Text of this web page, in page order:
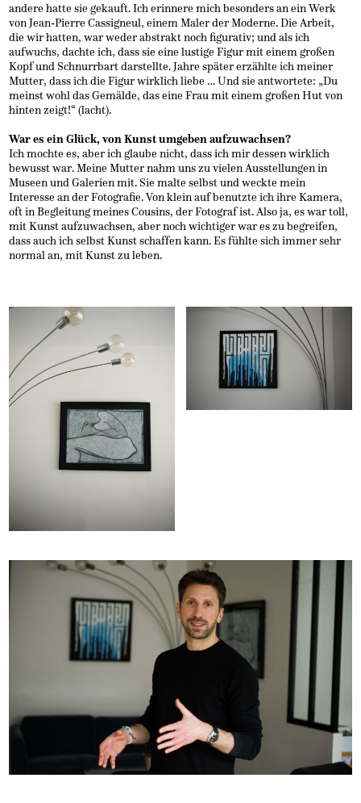
andere hatte sie gekauft. Ich erinnere mich besonders an ein Werk
von Jean-Pierre Cassigneul, einem Maler der Moderne. Die Arbeit,
die wir hatten, war weder abstrakt noch figurativ; und als ich
aufwuchs, dachte ich, dass sie eine lustige Figur mit einem großen
Kopf und Schnurrbart darstellte. Jahre später erzählte ich meiner
Mutter, dass ich die Figur wirklich liebe … Und sie antwortete: „Du
meinst wohl das Gemälde, das eine Frau mit einem großen Hut von
hinten zeigt!“ (lacht).
War es ein Glück, von Kunst umgeben aufzuwachsen?
Ich mochte es, aber ich glaube nicht, dass ich mir dessen wirklich
bewusst war. Meine Mutter nahm uns zu vielen Ausstellungen in
Museen und Galerien mit. Sie malte selbst und weckte mein
Interesse an der Fotografie. Von klein auf benutzte ich ihre Kamera,
oft in Begleitung meines Cousins, der Fotograf ist. Also ja, es war toll,
mit Kunst aufzuwachsen, aber noch wichtiger war es zu begreifen,
dass auch ich selbst Kunst schaffen kann. Es fühlte sich immer sehr
normal an, mit Kunst zu leben.